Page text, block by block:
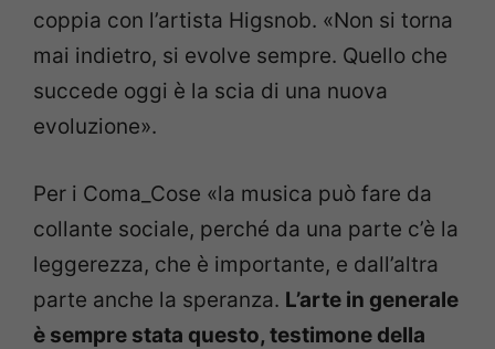
coppia con l’artista Higsnob. «Non si torna
mai indietro, si evolve sempre. Quello che
succede oggi è la scia di una nuova
evoluzione».
Per i Coma_Cose «la musica può fare da
collante sociale, perché da una parte c’è la
leggerezza, che è importante, e dall’altra
parte anche la speranza. L’arte in generale
è sempre stata questo, testimone della